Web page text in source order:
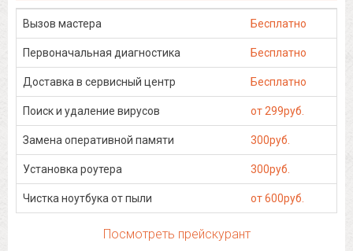
Вызов мастера Бесплатно
Первоначальная диагностика Бесплатно
Доставка в сервисный центр Бесплатно
Поиск и удаление вирусов от 299руб.
Замена оперативной памяти 300руб.
Установка роутера 300руб.
Чистка ноутбука от пыли от 600руб.
Посмотреть прейскурант